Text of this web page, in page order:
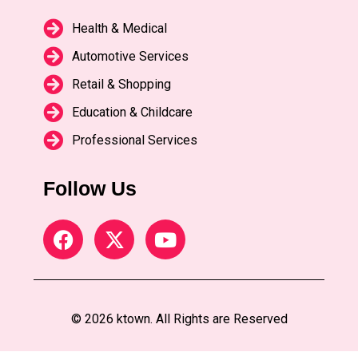
Health & Medical
Automotive Services
Retail & Shopping
Education & Childcare
Professional Services
Follow Us
© 2026 ktown. All Rights are Reserved